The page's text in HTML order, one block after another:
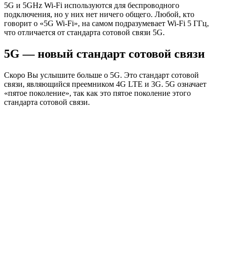
5G и 5GHz Wi-Fi используются для беспроводного
подключения, но у них нет ничего общего. Любой, кто
говорит о «5G Wi-Fi», на самом подразумевает Wi-Fi 5 ГГц,
что отличается от стандарта сотовой связи 5G.
5G — новый стандарт сотовой связи
Скоро Вы услышите больше о 5G. Это стандарт сотовой
связи, являющийся преемником 4G LTE и 3G. 5G означает
«пятое поколение», так как это пятое поколение этого
стандарта сотовой связи.